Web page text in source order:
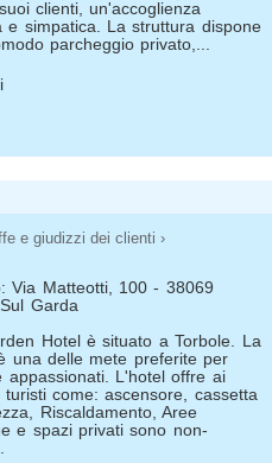
clienti, un'accoglienza
e simpatica. La struttura dispone
parcheggio privato,...
e giudizzi dei clienti ›
Via Matteotti, 100 - 38069
Garda
Hotel è situato a Torbole. La
una delle mete preferite per
appassionati. L'hotel offre ai
come: ascensore, cassetta
Riscaldamento, Aree
e spazi privati sono non-